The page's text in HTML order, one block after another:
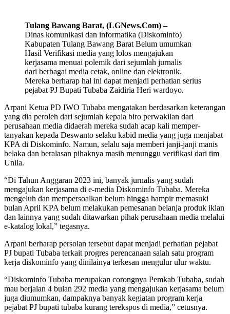
Tulang Bawang Barat, (LGNews.Com) –
Dinas komunikasi dan informatika (Diskominfo)
Kabupaten Tulang Bawang Barat Belum umumkan
Hasil Verifikasi media yang lolos mengajukan
kerjasama menuai polemik dari sejumlah jurnalis
dari berbagai media cetak, online dan elektronik.
Mereka berharap hal ini dapat menjadi perhatian serius
pejabat PJ Bupati Tubaba Zaidiria Heri wardoyo.
Arpani Ketua PD IWO Tubaba mengatakan berdasarkan keterangan
yang dia peroleh dari sejumlah kepala biro perwakilan dari
perusahaan media didaerah mereka sudah acap kali memper-
tanyakan kepada Deswanto selaku kabid media yang juga menjabat
KPA di Diskominfo. Namun, selalu saja memberi janji-janji manis
belaka dan beralasan pihaknya masih menunggu verifikasi dari tim
Unila.
“Di Tahun Anggaran 2023 ini, banyak jurnalis yang sudah
mengajukan kerjasama di e-media Diskominfo Tubaba. Mereka
mengeluh dan mempersoalkan belum hingga hampir memasuki
bulan April KPA belum melakukan pemesanan belanja produk iklan
dan lainnya yang sudah ditawarkan pihak perusahaan media melalui
e-katalog lokal,” tegasnya.
Arpani berharap persolan tersebut dapat menjadi perhatian pejabat
PJ bupati Tubaba terkait progres perencanaan salah satu program
kerja diskominfo yang dinilainya terkesan mengulur ulur waktu.
“Diskominfo Tubaba merupakan corongnya Pemkab Tubaba, sudah
mau berjalan 4 bulan 292 media yang mengajukan kerjasama belum
juga diumumkan, dampaknya banyak kegiatan program kerja
pejabat PJ bupati tubaba kurang terekspos di media,” cetusnya.